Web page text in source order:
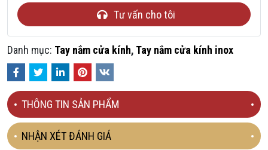
Tư vấn cho tôi
Danh mục: Tay nắm cửa kính, Tay nắm cửa kính inox
FacebookTwitterLinkedInPinterest
THÔNG TIN SẢN PHẨM
NHẬN XÉT ĐÁNH GIÁ